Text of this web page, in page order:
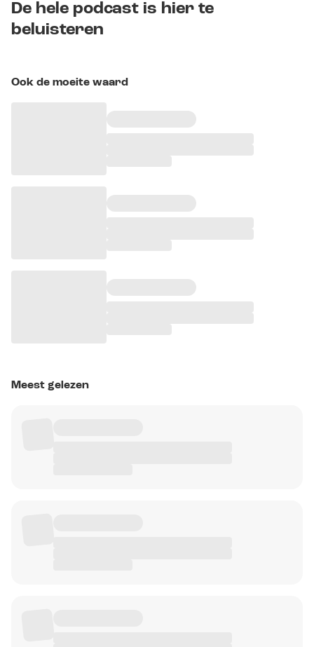
De hele podcast is hier te
beluisteren
Ook de moeite waard
Meest gelezen